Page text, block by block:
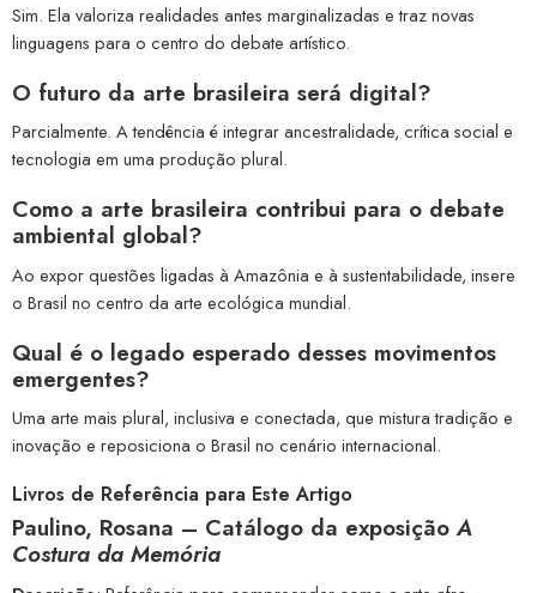
Sim. Ela valoriza realidades antes marginalizadas e traz novas
linguagens para o centro do debate artístico.
O futuro da arte brasileira será digital?
Parcialmente. A tendência é integrar ancestralidade, crítica social e
tecnologia em uma produção plural.
Como a arte brasileira contribui para o debate
ambiental global?
Ao expor questões ligadas à Amazônia e à sustentabilidade, insere
o Brasil no centro da arte ecológica mundial.
Qual é o legado esperado desses movimentos
emergentes?
Uma arte mais plural, inclusiva e conectada, que mistura tradição e
inovação e reposiciona o Brasil no cenário internacional.
Livros de Referência para Este Artigo
Paulino, Rosana – Catálogo da exposiçãoA
Costura da Memória